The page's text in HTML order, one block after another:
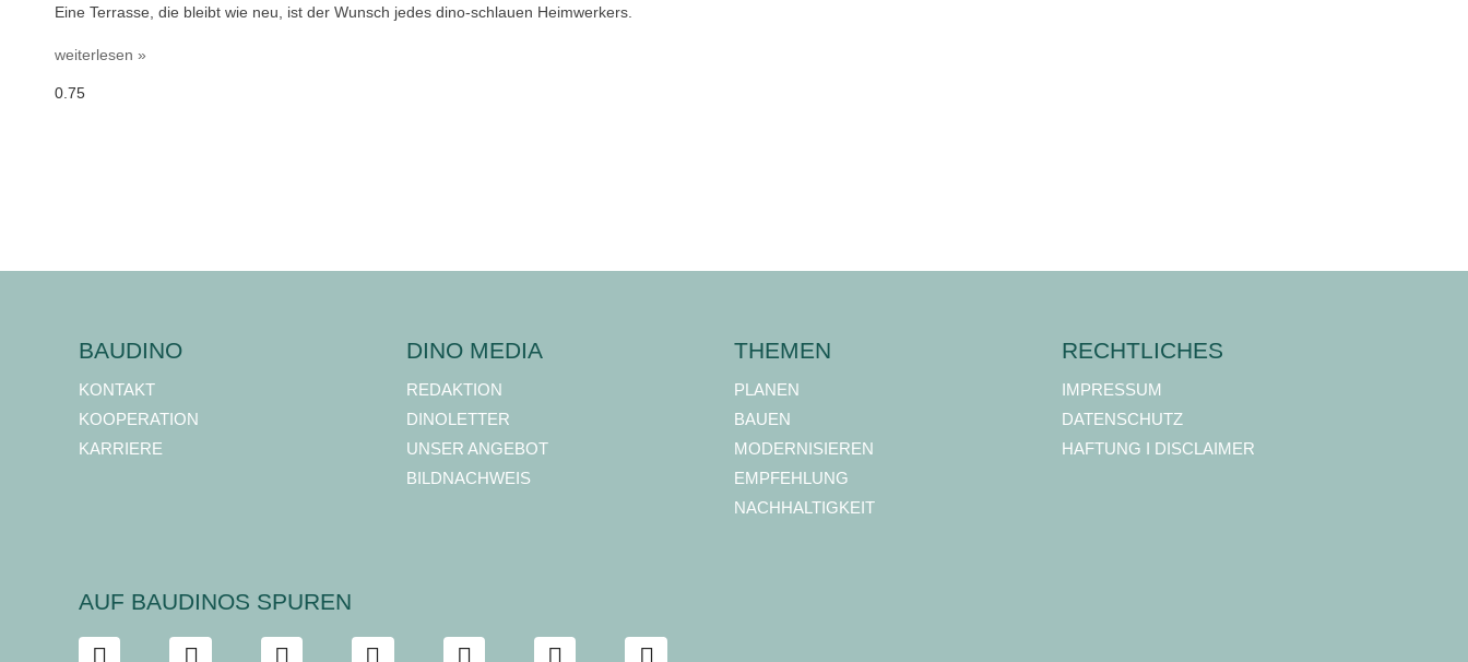
Eine Terrasse, die bleibt wie neu, ist der Wunsch jedes dino-schlauen Heimwerkers.
weiterlesen »
BAUDINO
KONTAKT
KOOPERATION
KARRIERE
DINO MEDIA
REDAKTION
DINOLETTER
UNSER ANGEBOT
BILDNACHWEIS
THEMEN
PLANEN
BAUEN
MODERNISIEREN
EMPFEHLUNG
NACHHALTIGKEIT
RECHTLICHES
IMPRESSUM
DATENSCHUTZ
HAFTUNG I DISCLAIMER
AUF BAUDINOS SPUREN